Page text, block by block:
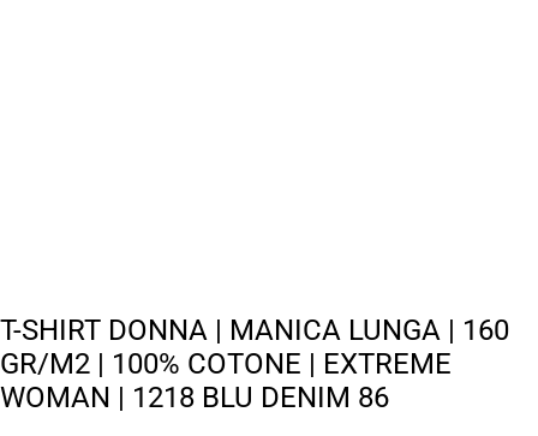
T-SHIRT DONNA | MANICA LUNGA | 160
GR/M2 | 100% COTONE | EXTREME
WOMAN | 1218 BLU DENIM 86